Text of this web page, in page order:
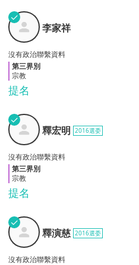
李家
祥
✓
提名
李家祥
沒有政治聯繫資料
第三界別
宗教
釋宏
明
✓
提名
釋宏明 2016選委
沒有政治聯繫資料
第三界別
宗教
釋演
慈
✓
釋演慈 2016選委
沒有政治聯繫資料